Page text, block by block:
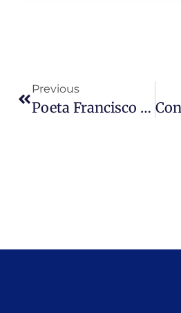
Previous
Poeta Francisco Brines Obtiene En España Premio Cervantes 2020.